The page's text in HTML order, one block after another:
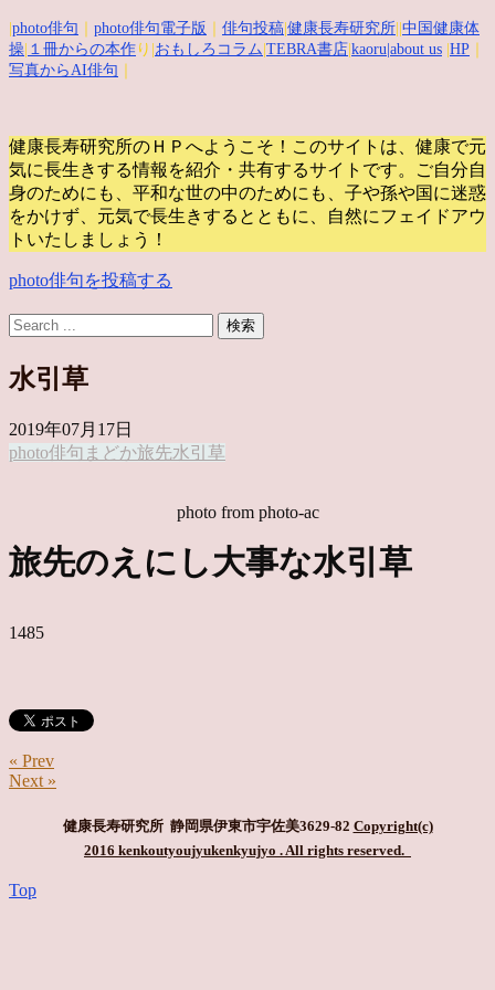
photo俳句 photo俳句電子版 俳句投稿 健康長寿研究所 中国健康体
操 １冊からの本作 り| おもしろコラム TEBRA書店 kaoru |about us HP
写真からAI俳句
健康長寿研究所のＨＰへようこそ！このサイトは、健康で元
気に長生きする情報を紹介・共有するサイトです。
ご自分自
身のためにも、平和な世の中のためにも、子や孫や国に迷惑
をかけず、元気で長生きするとともに、自然にフェイドアウ
トいたしましょう！
photo俳句を投稿する
水引草
2019年07月17日
photo俳句 まどか旅先水引草
photo from photo-ac
旅先のえにし大事な水引草
1485
« Prev
Next »
健康長寿研究所 静岡県伊東市宇佐美3629-82 Copyright(c)
2016 kenkoutyoujyukenkyujyo . All rights reserved.
Top